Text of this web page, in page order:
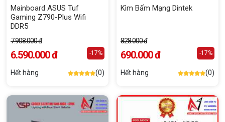
Mainboard ASUS Tuf
Gaming Z790-Plus Wifi
DDR5
7.908.000 đ
6.590.000 đ -17%
Hết hàng (0)
Kìm Bấm Mạng Dintek
828.000 đ
690.000 đ -17%
Hết hàng (0)